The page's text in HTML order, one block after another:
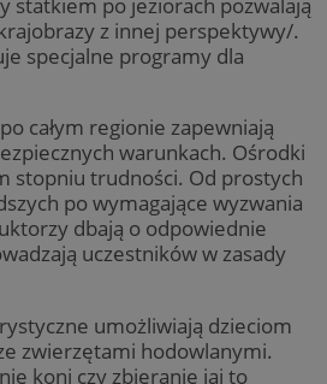
statkiem po jeziorach pozwalają
z innej perspektywy/.
specjalne programy dla
całym regionie zapewniają
warunkach. Ośrodki
stopniu trudności. Od prostych
po wymagające wyzwania
dbają o odpowiednie
uczestników w zasady
umożliwiają dzieciom
zwierzętami hodowlanymi.
koni czy zbieranie jaj to